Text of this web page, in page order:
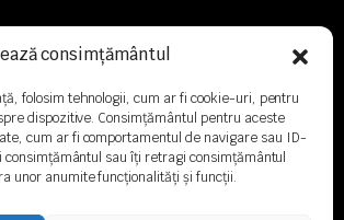
consimțământul
folosim tehnologii, cum ar fi cookie-uri, pentru
dispozitive. Consimțământul pentru aceste
cum ar fi comportamentul de navigare sau ID-
sau îți retragi consimțământul
unor anumite funcționalități și funcții.